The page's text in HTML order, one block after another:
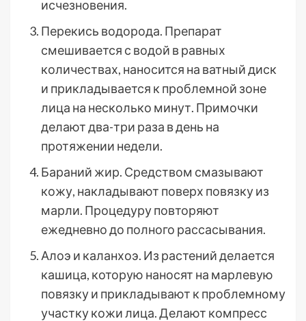
исчезновения.
Перекись водорода. Препарат
смешивается с водой в равных
количествах, наносится на ватный диск
и прикладывается к проблемной зоне
лица на несколько минут. Примочки
делают два-три раза в день на
протяжении недели.
Бараний жир. Средством смазывают
кожу, накладывают поверх повязку из
марли. Процедуру повторяют
ежедневно до полного рассасывания.
Алоэ и каланхоэ. Из растений делается
кашица, которую наносят на марлевую
повязку и прикладывают к проблемному
участку кожи лица. Делают компресс